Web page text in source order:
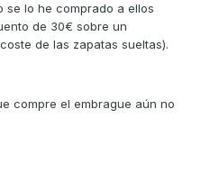
se lo he comprado a ellos
de 30€ sobre un
de las zapatas sueltas).
compre el embrague aún no